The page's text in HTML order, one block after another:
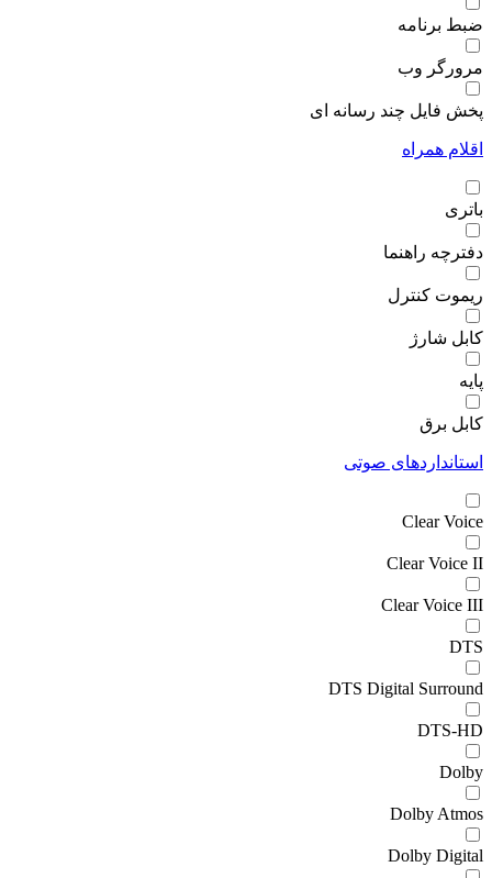
ضبط برنامه
مرورگر وب
پخش فایل چند رسانه ای
اقلام همراه
باتری
دفترچه راهنما
ریموت کنترل
کابل شارژ
پایه
کابل برق
استانداردهای صوتی
Clear Voice
Clear Voice II
Clear Voice III
DTS
DTS Digital Surround
DTS-HD
Dolby
Dolby Atmos
Dolby Digital